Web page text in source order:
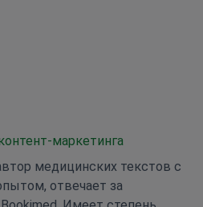
маркетинга
медицинских текстов с
отвечает за